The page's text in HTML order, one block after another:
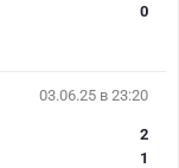
0
03.06.25 в 23:20
2
1